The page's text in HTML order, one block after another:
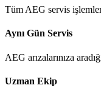
Tüm AEG servis
Aynı Gün Servis
AEG arızalarınıza
Uzman Ekip